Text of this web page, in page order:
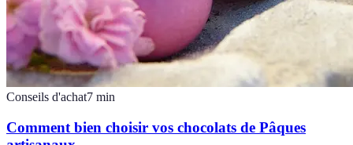
Conseils d'achat7 min
Comment bien choisir vos chocolats de Pâques